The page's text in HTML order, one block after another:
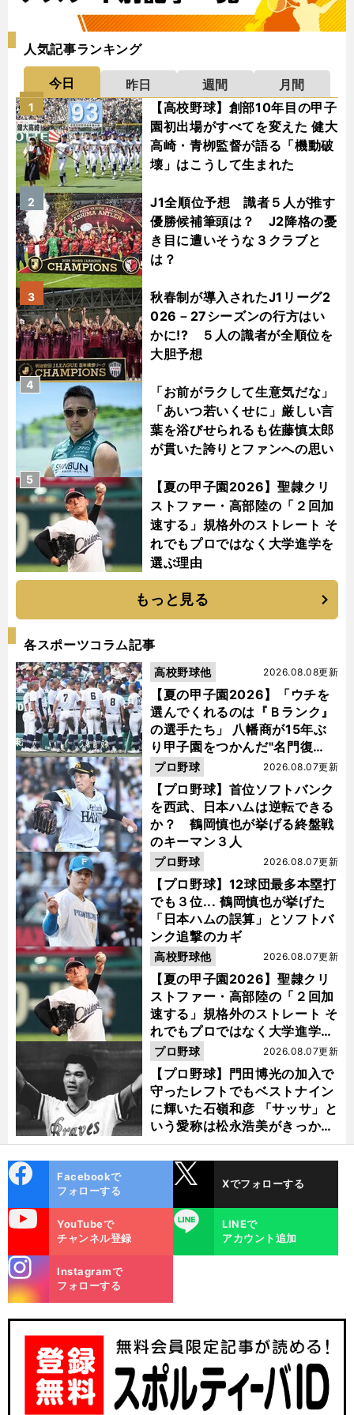
人気記事ランキング
今日 昨日 週間
月間
【高校野球】創部10年目の甲子
園初出場がすべてを変えた 健大
高崎・青栁監督が語る「機動破
壊」はこうして生まれた
1
J1全順位予想 識者５人が推す
優勝候補筆頭は？ J2降格の憂
き目に遭いそうな３クラブと
は？
2
秋春制が導入されたJ1リーグ2
026－27シーズンの行方はい
かに!? ５人の識者が全順位を
大胆予想
3
「お前がラクして生意気だな」
「あいつ若いくせに」厳しい言
葉を浴びせられるも佐藤慎太郎
が貫いた誇りとファンへの思い
4
【夏の甲子園2026】聖隷クリ
ストファー・高部陸の「２回加
速する」規格外のストレート そ
れでもプロではなく大学進学を
選ぶ理由
5
もっと見る
各スポーツコラム記事
【夏の甲子園2026】「ウチを
選んでくれるのは『Ｂランク』
の選手たち」 八幡商が15年ぶ
り甲子園をつかんだ"名門復
活"の舞台裏
2026.08.08更新
高校野球他
【プロ野球】首位ソフトバンク
を西武、日本ハムは逆転できる
か？ 鶴岡慎也が挙げる終盤戦
のキーマン３人
2026.08.07更新
プロ野球
【プロ野球】12球団最多本塁打
でも３位... 鶴岡慎也が挙げた
「日本ハムの誤算」とソフトバ
ンク追撃のカギ
2026.08.07更新
プロ野球
【夏の甲子園2026】聖隷クリ
ストファー・高部陸の「２回加
速する」規格外のストレート そ
れでもプロではなく大学進学を
選ぶ理由
2026.08.07更新
高校野球他
【プロ野球】門田博光の加入で
守ったレフトでもベストナイン
に輝いた石嶺和彦 「サッサ」と
いう愛称は松永浩美がきっか
け？
2026.08.07更新
プロ野球
ok
Facebookで
フォローする
Xでフォローする
YouTubeで
チャンネル登録
LINE
LINEで
アカウント追加
m
Instagramで
フォローする